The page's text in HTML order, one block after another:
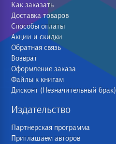
Как заказать
Доставка товаров
Способы оплаты
Акции и скидки
Обратная связь
Возврат
Оформление заказа
Файлы к книгам
Дисконт (Незначительный брак)
Издательство
Партнерская программа
Приглашаем авторов